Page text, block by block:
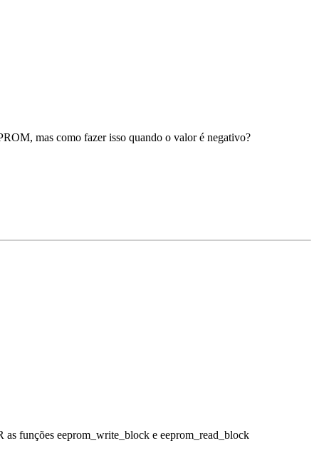
mas como fazer isso quando o valor é negativo?
funções eeprom_write_block e eeprom_read_block